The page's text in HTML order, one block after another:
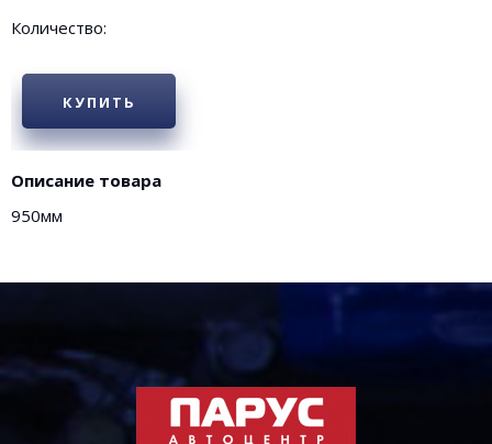
Количество:
КУПИТЬ
Описание товара
950мм